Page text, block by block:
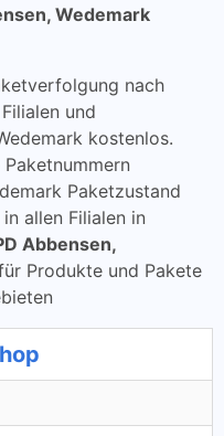
Wedemark
nach
und
kostenlos.
Paketzustand
allen Filialen in
Abbensen,
Produkte und Pakete